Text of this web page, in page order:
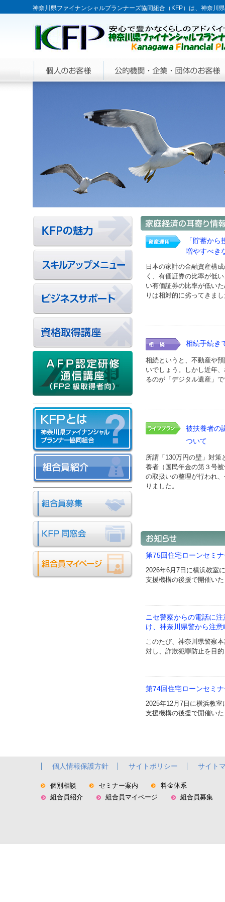
神奈川県ファイナンシャルプランナーズ協同組合（KFP）は、神奈川
「貯蓄か
増やすべき
日本の家計の金融資産構
く、有価証券の比率が低
い有価証券の比率が低い
りは相対的に劣ってきま
相続手続き
相続というと、不動産や
いでしょう。しかし近年
るのが「デジタル遺産」
被扶養者の
ついて
所謂「130万円の壁」対策
養者（国民年金の第３号
の取扱いの整理が行われ
りました。
第75回住宅ローンセミ
2026年6月7日に横浜教室
支援機構の後援で開催い
ニセ警察からの電話に
け、神奈川県警から注
このたび、神奈川県警察
対し、詐欺犯罪防止を目
第74回住宅ローンセミ
2025年12月7日に横浜教
支援機構の後援で開催い
個人情報保護方針 サイトポリシー サイト
個別相談 セミナー案内
料金体系
組合員紹介
組合員マイページ 組合員募集